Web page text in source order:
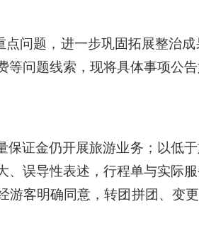
问题，进一步巩固拓展整治
问题线索，现将具体事项公告
保证金仍开展旅游业务；以低
误导性表述，行程单与实际
客明确同意，转团拼团、变